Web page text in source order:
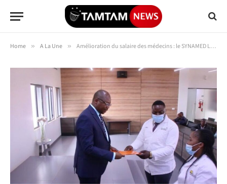
Home » A La Une » Amélioration du salaire des médecins : le SYNAMED Lualaba saisit le gouvernement provincial